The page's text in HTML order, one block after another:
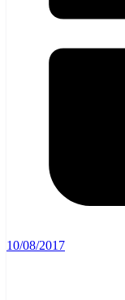
10/08/2017